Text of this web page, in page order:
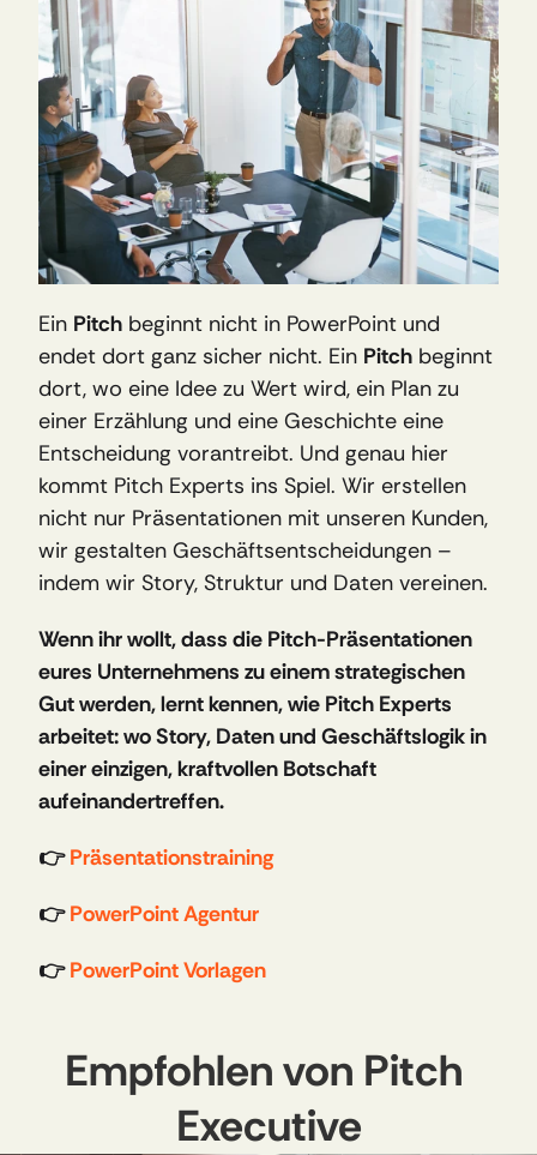
Ein Pitch beginnt nicht in PowerPoint und
endet dort ganz sicher nicht. Ein Pitch beginnt
dort, wo eine Idee zu Wert wird, ein Plan zu
einer Erzählung und eine Geschichte eine
Entscheidung vorantreibt. Und genau hier
kommt Pitch Experts ins Spiel. Wir erstellen
nicht nur Präsentationen mit unseren Kunden,
wir gestalten Geschäftsentscheidungen –
indem wir Story, Struktur und Daten vereinen.
Wenn ihr wollt, dass die Pitch-Präsentationen
eures Unternehmens zu einem strategischen
Gut werden, lernt kennen, wie Pitch Experts
arbeitet: wo Story, Daten und Geschäftslogik in
einer einzigen, kraftvollen Botschaft
aufeinandertreffen.
👉 Präsentationstraining
👉 PowerPoint Agentur
👉 PowerPoint Vorlagen
Empfohlen von Pitch
Executive